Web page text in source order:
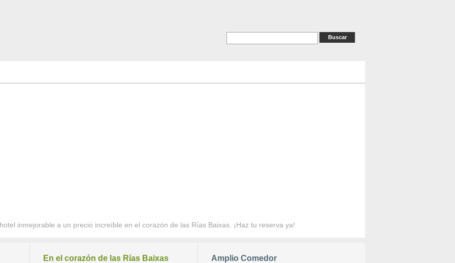
inmejorable a un precio increíble en el corazón de las Rías Baixas. ¡Haz tu reserva ya!
En el corazón de las Rías Baixas Amplio Comedor